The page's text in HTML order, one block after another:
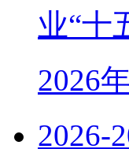
业“十
2026
2026-